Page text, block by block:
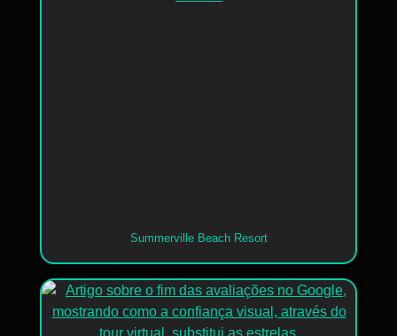
Summerville Beach Resort